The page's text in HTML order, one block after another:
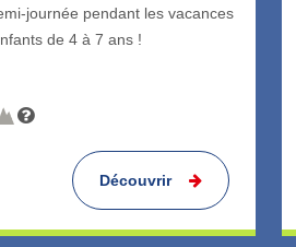
journée pendant les vacances
de 4 à 7 ans !
Découvrir